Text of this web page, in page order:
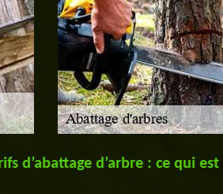
d’arbre : ce qui est à retenir.